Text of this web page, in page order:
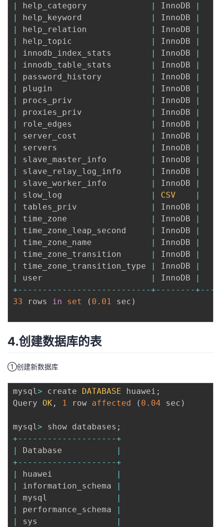
|
help_category | InnoDB
|
|
help_keyword | InnoDB
|
|
help_relation | InnoDB
|
|
help_topic | InnoDB
|
|
innodb_index_stats | InnoDB
|
|
innodb_table_stats | InnoDB
|
|
password_history | InnoDB
|
|
plugin | InnoDB
|
|
procs_priv | InnoDB
|
|
proxies_priv | InnoDB
|
|
role_edges | InnoDB
|
|
server_cost | InnoDB
|
|
servers | InnoDB
|
|
slave_master_info | InnoDB
|
|
slave_relay_log_info | InnoDB
|
|
slave_worker_info | InnoDB
|
|
slow_log | CSV
|
|
tables_priv | InnoDB
|
|
time_zone | InnoDB
|
|
time_zone_leap_second | InnoDB
|
|
time_zone_name | InnoDB
|
|
time_zone_transition | InnoDB
|
|
time_zone_transition_type | InnoDB
|
|
user | InnoDB
|
+-- -- -- -- -- -- -- -- -- -- -- -- -- -+-- -- -- --+-- --
33 rows in set ( 0.01 sec )
4.创建数据库的表
①创建新数据库
mysql> create DATABASE huawei ;
Query OK , 1 row affected ( 0.04 sec )
mysql> show databases ;
+-- -- -- -- -- -- -- -- -- --+
|
Database
|
+-- -- -- -- -- -- -- -- -- --+
|
huawei
|
|
information_schema
|
|
mysql
|
|
performance_schema
|
|
sys
|